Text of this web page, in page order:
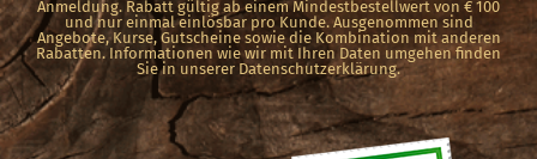
Anmeldung. Rabatt gültig ab einem Mindestbestellwert von € 100
und nur einmal einlösbar pro Kunde. Ausgenommen sind
Angebote, Kurse, Gutscheine sowie die Kombination mit anderen
Rabatten. Informationen wie wir mit Ihren Daten umgehen finden
Sie in unserer Datenschutzerklärung.